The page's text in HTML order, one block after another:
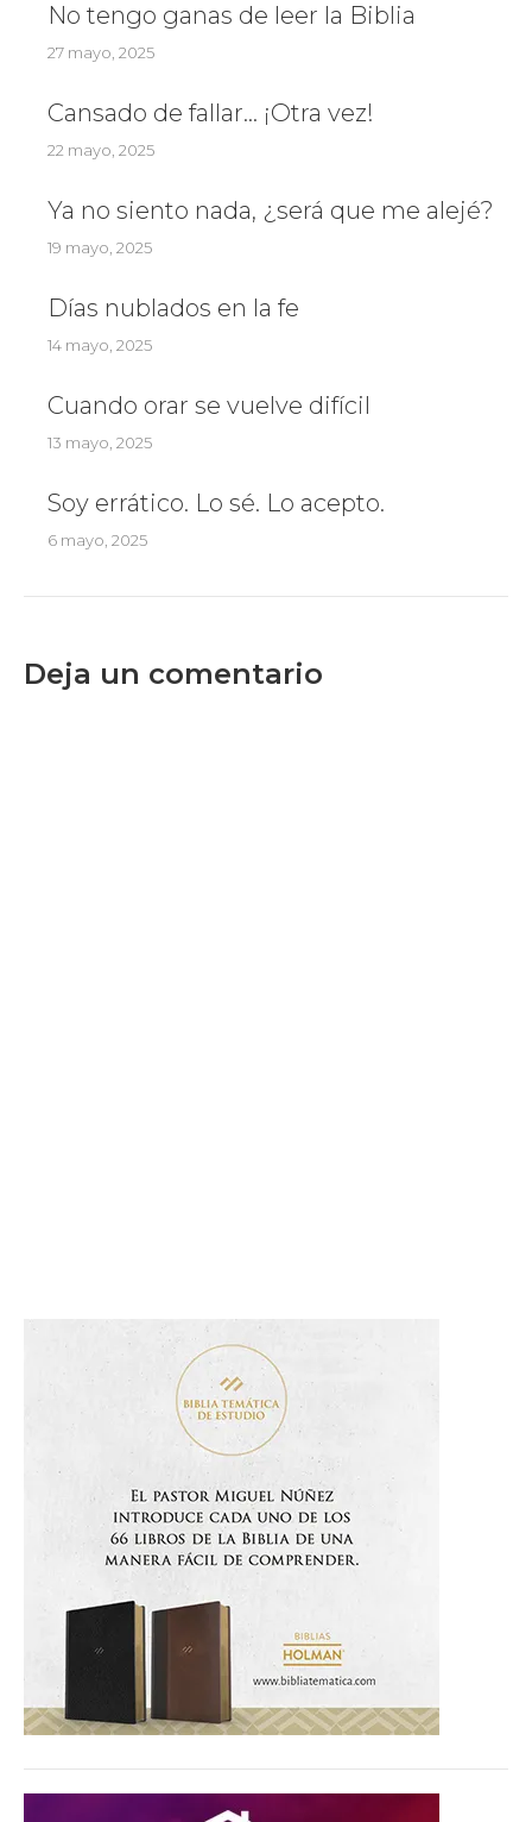
No tengo ganas de leer la Biblia
27 mayo, 2025
Cansado de fallar… ¡Otra vez!
22 mayo, 2025
Ya no siento nada, ¿será que me alejé?
19 mayo, 2025
Días nublados en la fe
14 mayo, 2025
Cuando orar se vuelve difícil
13 mayo, 2025
Soy errático. Lo sé. Lo acepto.
6 mayo, 2025
Deja un comentario